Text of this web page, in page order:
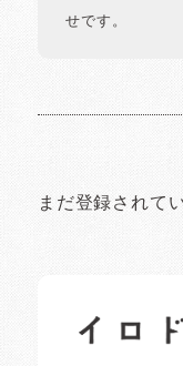
せです。
まだ登録されて
日常の様子など随時